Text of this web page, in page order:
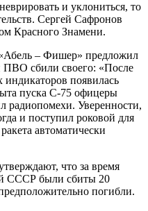
и уклониться, то
Сергей Сафронов
Красного Знамени.
– Фишер» предложил
ПВО сбили своего: «После
индикаторов появилась
пуска С-75 офицеры
радиопомехи. Уверенности,
и поступил роковой для
автоматически
что за время
СССР были сбиты 20
погибли.